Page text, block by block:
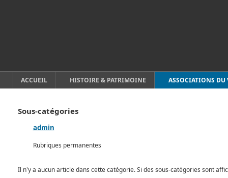
ACCUEIL HISTOIRE & PATRIMOINE ASSOCIATIONS DU
Sous-catégories
admin
Rubriques permanentes
Il n'y a aucun article dans cette catégorie. Si des sous-catégories sont